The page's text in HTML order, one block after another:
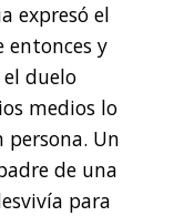
expresó el
entonces y
duelo
medios lo
persona. Un
de una
para